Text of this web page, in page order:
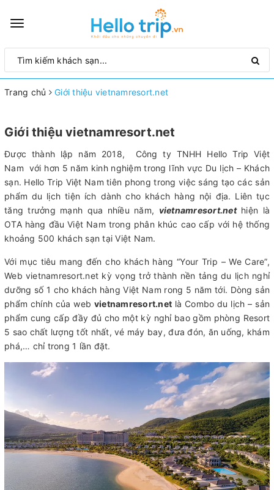
Toggle
Trang chủ Giới thiệu vietnamresort.net
Giới thiệu vietnamresort.net
Được thành lập năm 2018, Công ty TNHH Hello Trip Việt
Nam với hơn 5 năm kinh nghiệm trong lĩnh vực Du lịch – Khách
sạn. Hello Trip Việt Nam tiên phong trong việc sáng tạo các sản
phẩm du lịch tiện ích dành cho khách hàng nội địa. Liên tục
tăng trưởng mạnh qua nhiều năm, vietnamresort.nethiện là
OTA hàng đầu Việt Nam trong phân khúc cao cấp với hệ thống
khoảng 500 khách sạn tại Việt Nam.
Với mục tiêu mang đến cho khách hàng “Your Trip – We Care”,
Web vietnamresort.net kỳ vọng trở thành nền tảng du lịch nghỉ
dưỡng số 1 cho khách hàng Việt Nam rong 5 năm tới. Dòng sản
phẩm chính của web vietnamresort.net là Combo du lịch – sản
phẩm cung cấp đầy đủ cho một kỳ nghỉ bao gồm phòng Resort
5 sao chất lượng tốt nhất, vé máy bay, đưa đón, ăn uống, khám
phá,… chỉ trong 1 lần đặt.